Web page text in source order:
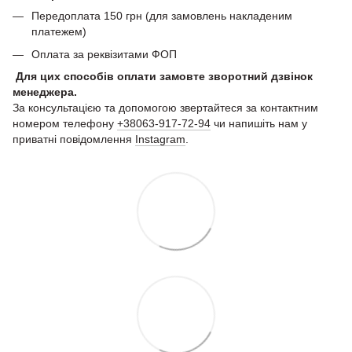
Передоплата 150 грн (для замовлень накладеним
платежем)
Оплата за реквізитами ФОП
Для цих способів оплати замовте зворотний дзвінок
менеджера.
За консультацією та допомогою звертайтеся за контактним
номером телефону +38063-917-72-94 чи напишіть нам у
приватні повідомлення Instagram